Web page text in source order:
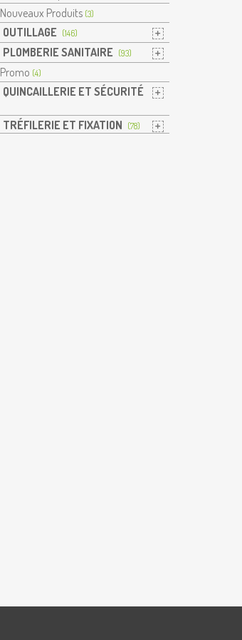
Nouveaux Produits (3)
OUTILLAGE (146)
PLOMBERIE SANITAIRE (93)
Promo (4)
QUINCAILLERIE ET SÉCURITÉ
TRÉFILERIE ET FIXATION (78)